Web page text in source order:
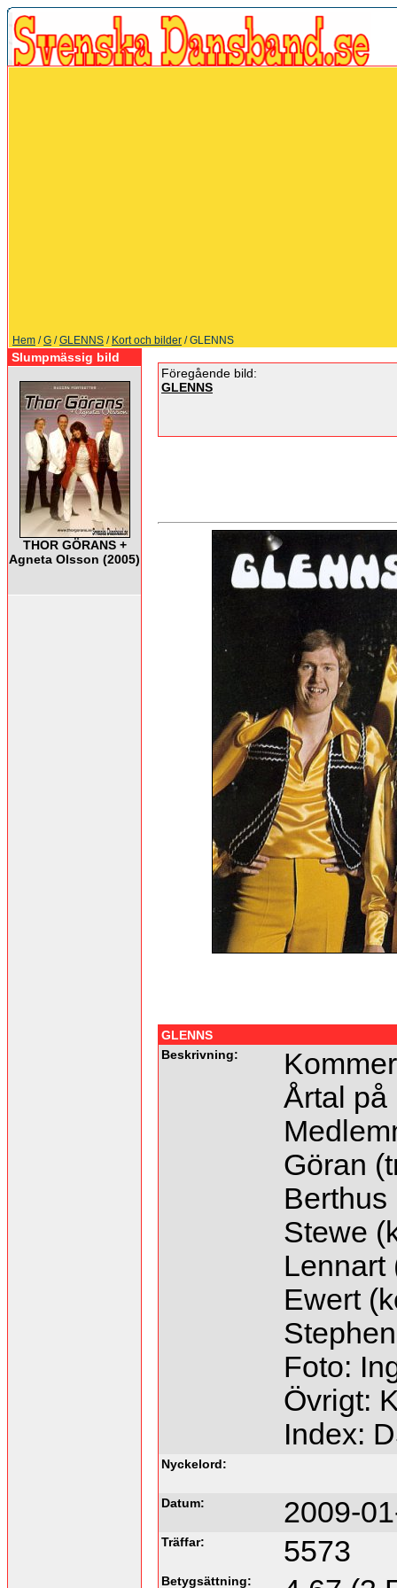
Hem /G /GLENNS / Kort och bilder / GLENNS
Slumpmässig bild
THOR GÖRANS +
Agneta Olsson (2005)
Föregående bild:
GLENNS
GLENNS
Beskrivning:
Årtal på
Göran
Berthus
Stewe
Lennart
Ewert
Foto:
Övrigt:
Index:
Nyckelord:
Datum: 2009-
Träffar: 5573
Betygsättning: